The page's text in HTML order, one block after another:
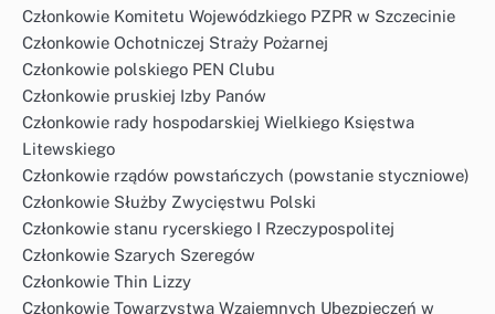
Członkowie Komitetu Wojewódzkiego PZPR w Szczecinie
Członkowie Ochotniczej Straży Pożarnej
Członkowie polskiego PEN Clubu
Członkowie pruskiej Izby Panów
Członkowie rady hospodarskiej Wielkiego Księstwa
Litewskiego
Członkowie rządów powstańczych (powstanie styczniowe)
Członkowie Służby Zwycięstwu Polski
Członkowie stanu rycerskiego I Rzeczypospolitej
Członkowie Szarych Szeregów
Członkowie Thin Lizzy
Członkowie Towarzystwa Wzajemnych Ubezpieczeń w